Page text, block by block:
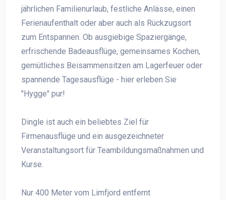
jährlichen Familienurlaub, festliche Anlässe, einen
Ferienaufenthalt oder aber auch als Rückzugsort
zum Entspannen. Ob ausgiebige Spaziergänge,
erfrischende Badeausflüge, gemeinsames Kochen,
gemütliches Beisammensitzen am Lagerfeuer oder
spannende Tagesausflüge - hier erleben Sie
"Hygge" pur!
Dingle ist auch ein beliebtes Ziel für
Firmenausflüge und ein ausgezeichneter
Veranstaltungsort für Teambildungsmaßnahmen und
Kurse.
Nur 400 Meter vom Limfjord entfernt